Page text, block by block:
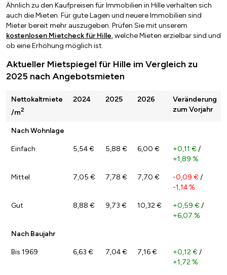
Ähnlich zu den Kaufpreisen für Immobilien in Hille verhalten sich
auch die Mieten. Für gute Lagen und neuere Immobilien sind
Mieter bereit mehr auszugeben. Prüfen Sie mit unserem
kostenlosen Mietcheck für Hille, welche Mieten erzielbar sind und
ob eine Erhöhung möglich ist.
Aktueller Mietspiegel für Hille im Vergleich zu
2025 nach Angebotsmieten
Nettokaltmiete
/m2
2024 2025 2026
Veränderung
zum Vorjahr
Nach Wohnlage
Einfach 5,54 € 5,88 € 6,00 € +0,11 € /
+1,89 %
Mittel 7,05 € 7,78 € 7,70 € -0,09 € /
-1,14 %
Gut 8,88 € 9,73 € 10,32 € +0,59 € /
+6,07 %
Nach Baujahr
Bis 1969 6,63 € 7,04 € 7,16 € +0,12 € /
+1,72 %